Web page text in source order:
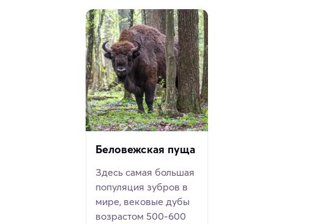
Беловежская пуща
Здесь самая большая
популяция зубров в
мире, вековые дубы
возрастом 500-600